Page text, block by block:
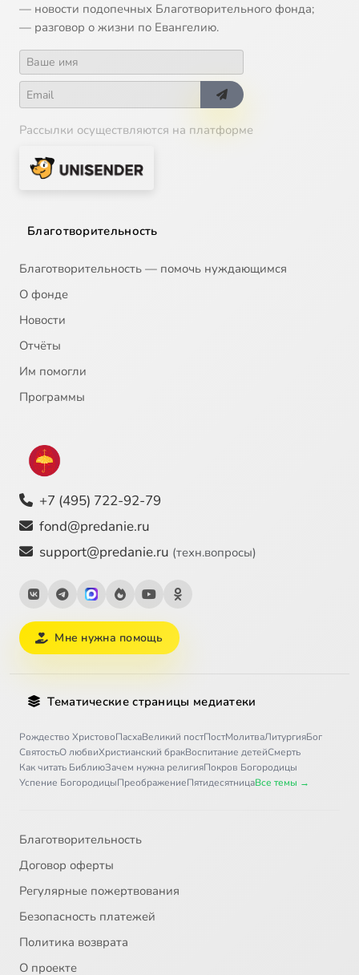
— новости подопечных Благотворительного фонда;
— разговор о жизни по Евангелию.
Рассылки осуществляются на платформе
Благотворительность
Благотворительность — помочь нуждающимся
О фонде
Новости
Отчёты
Им помогли
Программы
+7 (495) 722-92-79
fond@predanie.ru
support@predanie.ru (техн.вопросы)
Мне нужна помощь
Тематические страницы медиатеки
Рождество ХристовоПасхаВеликий постПостМолитваЛитургияБог
СвятостьО любвиХристианский бракВоспитание детейСмерть
Как читать БиблиюЗачем нужна религияПокров Богородицы
Успение БогородицыПреображениеПятидесятницаВсе темы →
Благотворительность
Договор оферты
Регулярные пожертвования
Безопасность платежей
Политика возврата
О проекте